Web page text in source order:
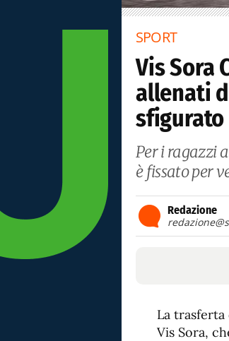
SPORT
Vis Sora
allenati
sfigurato
Per i ragazzi
è fissato per
Redazione
La
Vis Sora,